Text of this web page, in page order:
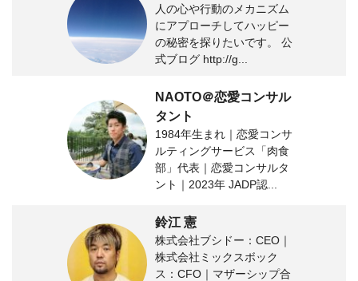
人の心や行動のメカニズム
にアプローチしてハッピー
の秘密を探りたいです。 公
式ブログ http://g...
NAOTO＠恋愛コンサル
タント
1984年生まれ｜恋愛コンサ
ルティングサービス「肉食
部」代表｜恋愛コンサルタ
ント｜2023年 JADP認...
鈴江 憲
株式会社ブシドー：CEO｜
株式会社ミックスボック
ス：CFO｜マザーシップ合